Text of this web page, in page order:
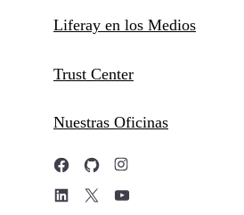
Liferay en los Medios
Trust Center
Nuestras Oficinas